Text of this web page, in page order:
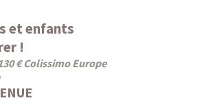
et enfants
!
€ Colissimo Europe